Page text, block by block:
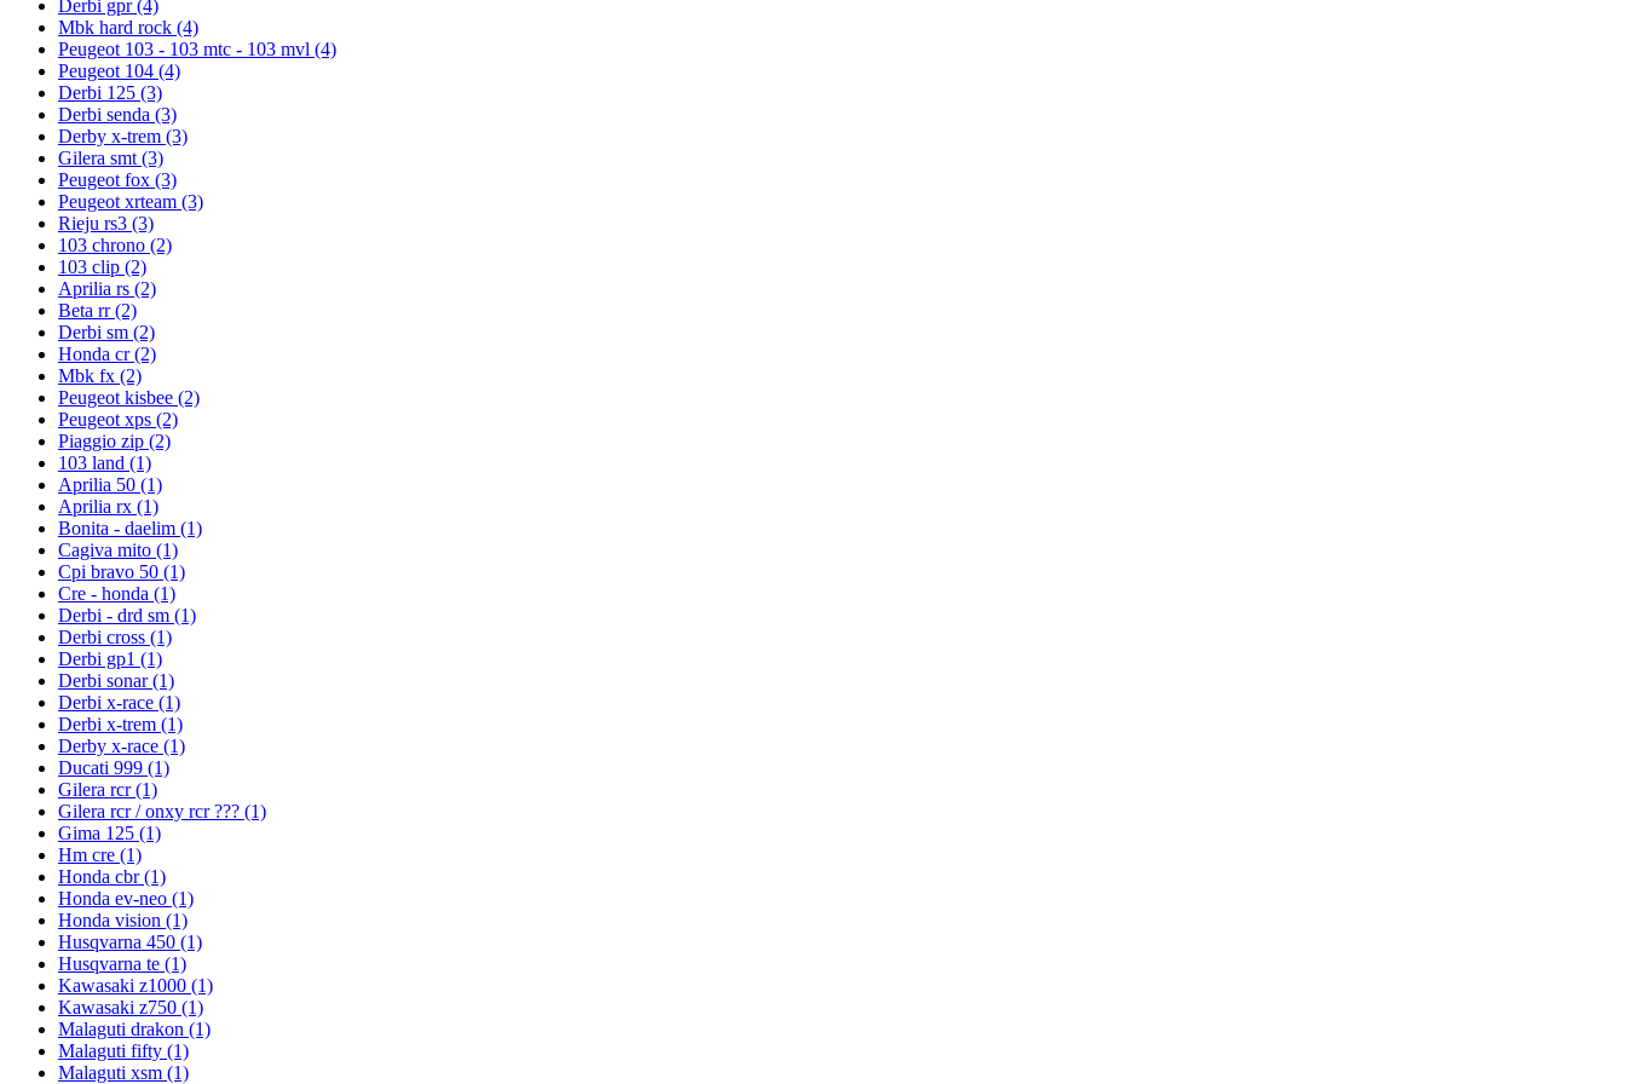
Derbi gpr(4)
Mbk hard rock (4)
Peugeot 103 - 103 mtc - 103 mvl (4)
Peugeot 104 (4)
Derbi 125 (3)
Derbi senda (3)
Derby x-trem (3)
Gilera smt (3)
Peugeot fox (3)
Peugeot xrteam (3)
Rieju rs3 (3)
103 chrono (2)
103 clip (2)
Aprilia rs (2)
Beta rr(2)
Derbi sm (2)
Honda cr(2)
Mbk fx (2)
Peugeot kisbee (2)
Peugeot xps (2)
Piaggio zip (2)
103 land (1)
Aprilia 50 (1)
Aprilia rx (1)
Bonita - daelim (1)
Cagiva mito (1)
Cpi bravo 50 (1)
Cre - honda (1)
Derbi - drd sm (1)
Derbi cross (1)
Derbi gp1 (1)
Derbi sonar(1)
Derbi x-race (1)
Derbi x-trem (1)
Derby x-race (1)
Ducati 999 (1)
Gilera rcr(1)
Gilera rcr / onxy rcr ??? (1)
Gima 125 (1)
Hm cre (1)
Honda cbr(1)
Honda ev-neo (1)
Honda vision (1)
Husqvarna 450 (1)
Husqvarna te (1)
Kawasaki z1000 (1)
Kawasaki z750 (1)
Malaguti drakon (1)
Malaguti fifty (1)
Malaguti xsm (1)